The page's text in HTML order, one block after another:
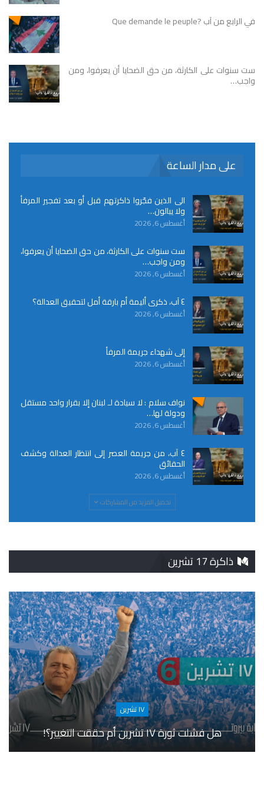
في الرابع من آب ?Que demande le peuple
ست سنوات على الكارثة، من حق الضحايا أن يعرفوا، ومن
واجب…
على مدار الساعة
الى الذين فجّروا ذاكرتهم قبل أو بعد تفجير المرفأ
ولا يبالون…
أغسطس 6, 2026
ست سنوات على الكارثة، من حق الضحايا أن يعرفوا،
ومن واجب…
أغسطس 6, 2026
٤ آب، ذكرى أليمة أم بارقة أمل لتحقيق العدالة؟
أغسطس 6, 2026
إلى شهداء جريمة المرفأ
أغسطس 6, 2026
نواف سلام : لا سيادة لـ لبنان إلا بقرار واحد مستقل
ودولة لها…
أغسطس 6, 2026
٤ آب، من جريمة العصر إلى انتظار العدالة وكشف
الحقائق
أغسطس 6, 2026
تحميل المزيد من المشاركات
ذاكرة 17 تشرين
١٧ تشرين
هل فشلت ثورة ١٧ تشرين أم حققت التغيير؟!